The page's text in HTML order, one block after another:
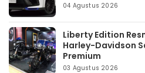
04 Agustus 2026
Liberty Edition
Harley-Davidson
Premium
03 Agustus 2026